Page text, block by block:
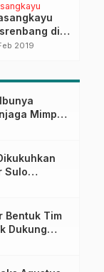
di
2019
Mimpi
Cita-Cita
Sulo
Bentuk Tim
Dukung